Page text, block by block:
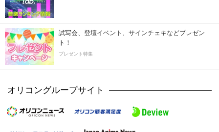
試写会、登壇イベント、サインチェキなどプレゼン
ト！
プレゼント特集
オリコングループサイト